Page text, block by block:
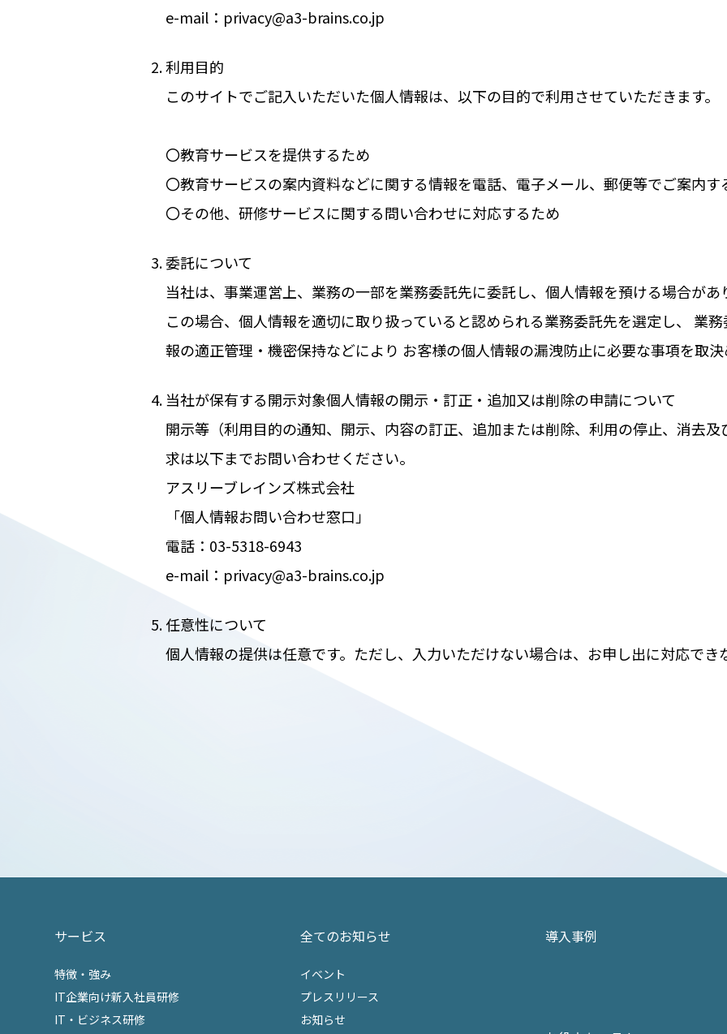
e-mail：privacy@a3-brains.co.jp
利用目的
このサイトでご記入いただいた個人情報は、以下の目的で利用させていただきます。
〇教育サービスを提供するため
〇教育サービスの案内資料などに関する情報を電話、電子メール、郵便等でご案内す
〇その他、研修サービスに関する問い合わせに対応するため
委託について
当社は、事業運営上、業務の一部を業務委託先に委託し、個人情報を預ける場合があ
この場合、個人情報を適切に取り扱っていると認められる業務委託先を選定し、 業
報の適正管理・機密保持などにより お客様の個人情報の漏洩防止に必要な事項を取
当社が保有する開示対象個人情報の開示・訂正・追加又は削除の申請について
開示等（利用目的の通知、開示、内容の訂正、追加または削除、利用の停止、消去
求は以下までお問い合わせください。
アスリーブレインズ株式会社
「個人情報お問い合わせ窓口」
電話：03-5318-6943
e-mail：privacy@a3-brains.co.jp
任意性について
個人情報の提供は任意です。ただし、入力いただけない場合は、お申し出に対応でき
サービス
特徴・強み
IT企業向け新入社員研修
IT・ビジネス研修
全てのお知らせ
イベント
プレスリリース
お知らせ
導入事例